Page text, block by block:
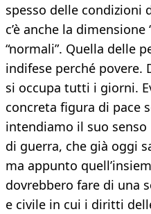
spesso delle
c’è anche la
“normali”. Quella delle
indifese perché povere.
si occupa tutti i giorni.
concreta figura di pace
intendiamo il suo senso
di guerra, che già oggi
ma appunto
dovrebbero fare di una
e civile in cui i diritti